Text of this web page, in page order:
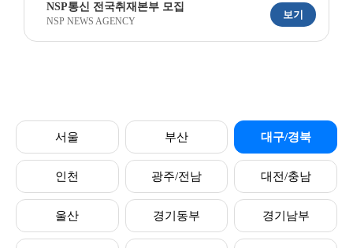
NSP통신 전국취재본부 모집
NSP NEWS AGENCY
보기
서울 부산 대구/경북
인천 광주/전남 대전/충남
울산 경기동부 경기남부